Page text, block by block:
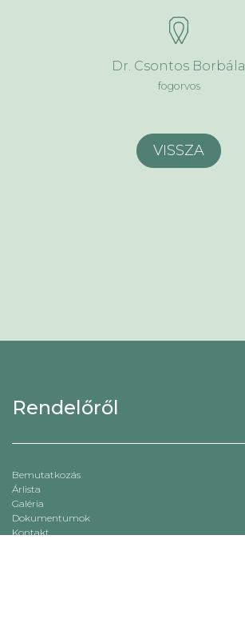
Dr. Csontos Borbála
fogorvos
VISSZA
Rendelőről
Bemutatkozás
Árlista
Galéria
Dokumentumok
Kontakt